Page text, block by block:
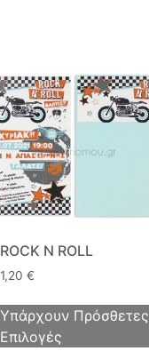
ROCK N ROLL
1,20€
Υπάρχουν Πρόσθετες
Επιλογές